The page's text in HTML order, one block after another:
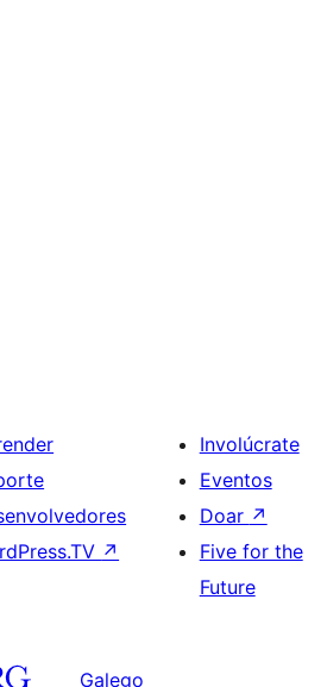
↗
Involúcrate
Eventos
Doar ↗
Five for the
Future
Galego